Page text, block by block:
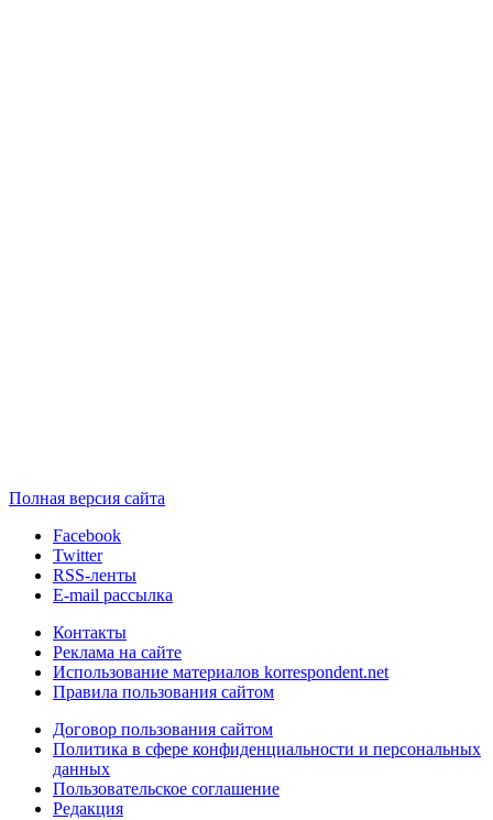
Полная версия сайта
Facebook
Twitter
RSS-ленты
E-mail рассылка
Контакты
Реклама на сайте
Использование материалов korrespondent.net
Правила пользования сайтом
Договор пользования сайтом
Политика в сфере конфиденциальности и персональных
данных
Пользовательское соглашение
Редакция